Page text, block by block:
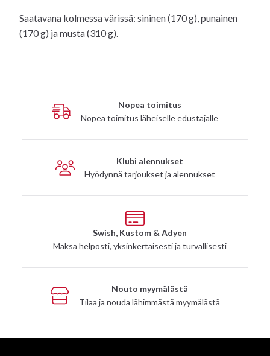
Saatavana kolmessa värissä: sininen (170 g), punainen
(170 g) ja musta (310 g).
Nopea toimitus
Nopea toimitus läheiselle edustajalle
Klubi alennukset
Hyödynnä tarjoukset ja alennukset
Swish, Kustom & Adyen
Maksa helposti, yksinkertaisesti ja turvallisesti
Nouto myymälästä
Tilaa ja nouda lähimmästä myymälästä